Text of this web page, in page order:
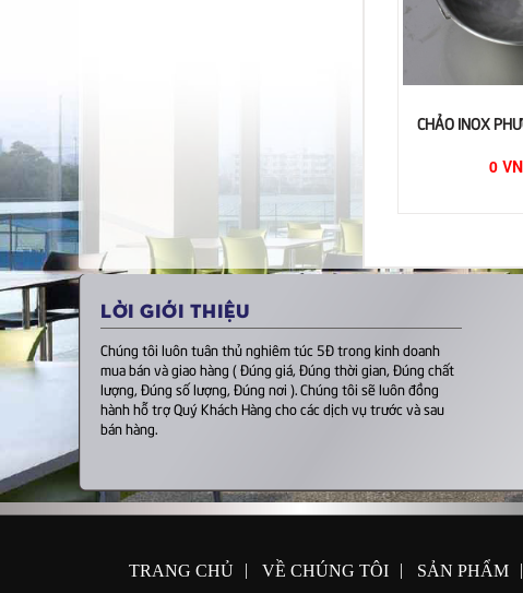
CHẢO INOX
0
LỜI GIỚI THIỆU
Chúng tôi luôn tuân thủ nghiêm túc 5Đ trong kinh doanh
mua bán và giao hàng ( Đúng giá, Đúng thời gian, Đúng chất
lượng, Đúng số lượng, Đúng nơi ). Chúng tôi sẽ luôn đồng
hành hỗ trợ Quý Khách Hàng cho các dịch vụ trước và sau
bán hàng.
TRANG CHỦ | VỀ CHÚNG TÔI | SẢN PHẨM |